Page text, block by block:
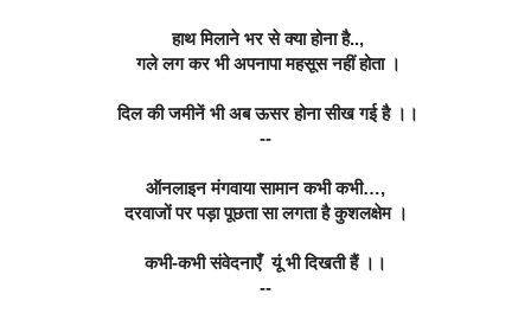
हाथ मिलाने भर से क्या होना है..,
गले लग कर भी अपनापा महसूस नहीं होता ।
दिल की जमीनें भी अब ऊसर होना सीख गई है ।।
--
ऑनलाइन मंगवाया सामान कभी कभी…,
दरवाजों पर पड़ा पूछता सा लगता है कुशलक्षेम ।
कभी-कभी संवेदनाएँ  यूं भी दिखती हैं ।।
--